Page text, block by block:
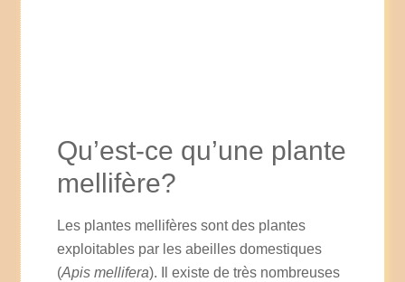
Qu’est-ce qu’une plante
mellifère?
Les plantes mellifères sont des plantes
exploitables par les abeilles domestiques
(Apis mellifera). Il existe de très nombreuses